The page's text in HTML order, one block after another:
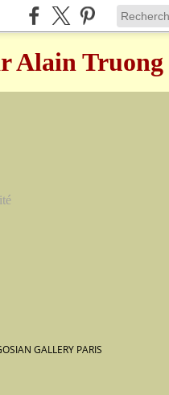
Alain Truong
GALLERY PARIS